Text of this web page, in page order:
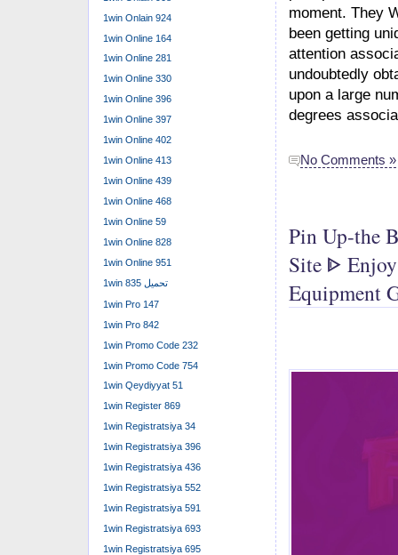
moment. They
been getting
attention
undoubtedly
upon a large
degrees
No Comments »
Pin Up-the
Site ᐈ
Equipment
1win Onlain 924
1win Online 164
1win Online 281
1win Online 330
1win Online 396
1win Online 397
1win Online 402
1win Online 413
1win Online 439
1win Online 468
1win Online 59
1win Online 828
1win Online 951
1win تحميل 835
1win Pro 147
1win Pro 842
1win Promo Code 232
1win Promo Code 754
1win Qeydiyyat 51
1win Register 869
1win Registratsiya 34
1win Registratsiya 396
1win Registratsiya 436
1win Registratsiya 552
1win Registratsiya 591
1win Registratsiya 693
1win Registratsiya 695